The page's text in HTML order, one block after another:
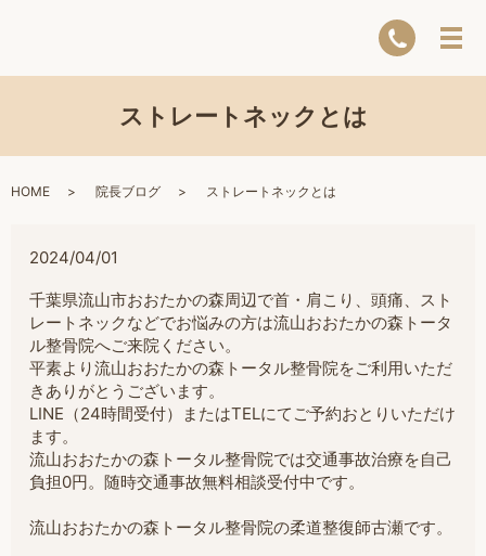
ストレートネックとは
HOME 院長ブログ ストレートネックとは
2024/04/01
千葉県流山市おおたかの森周辺で首・肩こり、頭痛、スト
レートネックなどでお悩みの方は流山おおたかの森トータ
ル整骨院へご来院ください。
平素より流山おおたかの森トータル整骨院をご利用いただ
きありがとうございます。
LINE（24時間受付）またはTELにてご予約おとりいただけ
ます。
流山おおたかの森トータル整骨院では交通事故治療を自己
負担0円。随時交通事故無料相談受付中です。
流山おおたかの森トータル整骨院の柔道整復師古瀬です。